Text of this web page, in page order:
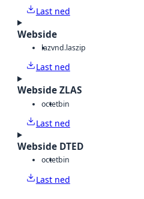
Last ned
Webside
lazvnd.laszip
Last ned
Webside ZLAS
octetbin
Last ned
Webside DTED
octetbin
Last ned